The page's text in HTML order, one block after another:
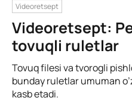
Videoretsept
Videoretsept:
tovuqli ruletlar
Tovuq filesi va tvorogli
bunday ruletlar umuman
kasb etadi.